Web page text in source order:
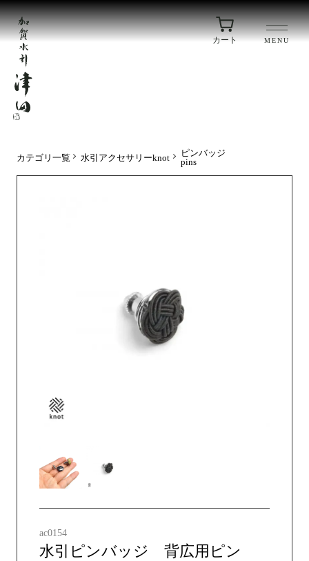
MENU
カート
カテゴリ一覧 水引アクセサリーknot
ピンバッジ
pins
ac0154
水引ピンバッジ 背広用ピン